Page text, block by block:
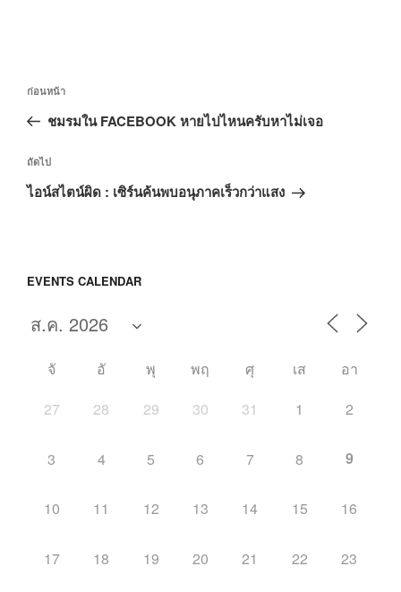
แนะแนว
เรื่อง
เรื่อง
ก่อน
ก่อนหน้า
ชมรมใน FACEBOOK หายไปไหนครับหาไม่เจอ
เรื่อง
ถัด
ถัดไป
ไอน์สไตน์ผิด : เซิร์นค้นพบอนุภาคเร็วกว่าแสง
EVENTS CALENDAR
จั อั พุ พฤ ศุ เส
อา
27
28 29 30 31 1 2
3 4 5 6 7 8 9
10 11 12 13 14 15 16
17 18 19 20 21 22 23